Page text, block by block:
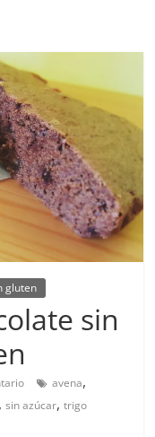
gluten
sin
avena,
,sin azúcar,trigo